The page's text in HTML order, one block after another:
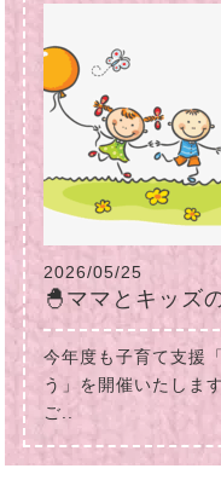
2026/05/25
🐣ママとキッズ
今年度も子育て支援
う」を開催いたしま
ご..